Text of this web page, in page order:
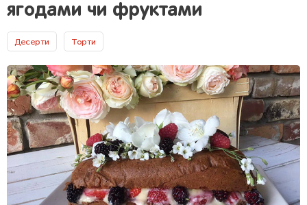
ягодами чи фруктами
Десерти Торти